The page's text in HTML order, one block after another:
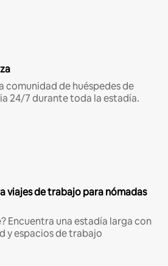
comunidad de huéspedes de
24/7 durante toda la estadía.
viajes de trabajo para nómadas
Encuentra una estadía larga con
y espacios de trabajo